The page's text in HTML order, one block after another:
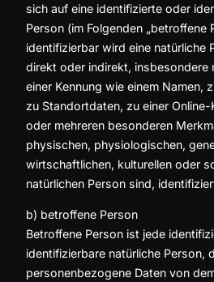
sich auf eine identifizierte oder
Person (im Folgenden „betroffene
identifizierbar wird eine natürliche
direkt oder indirekt, insbesondere
einer Kennung wie einem Namen,
zu Standortdaten, zu einer
oder mehreren besonderen
physischen, physiologischen,
wirtschaftlichen, kulturellen oder
natürlichen Person sind,
b) betroffene Person
Betroffene Person ist jede
identifizierbare natürliche Person,
personenbezogene Daten von